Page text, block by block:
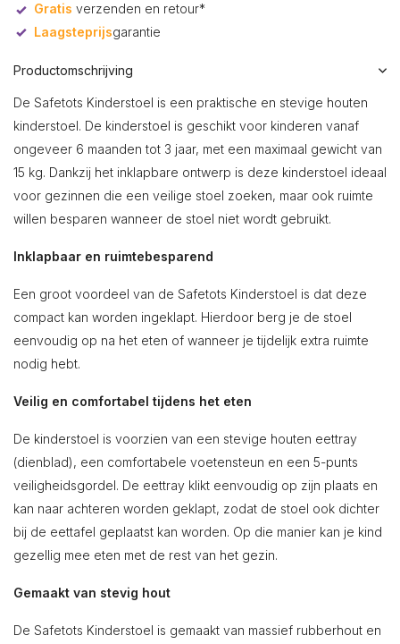
Gratis verzenden en retour*
Laagsteprijsgarantie
Productomschrijving
De Safetots Kinderstoel is een praktische en stevige houten
kinderstoel. De kinderstoel is geschikt voor kinderen vanaf
ongeveer 6 maanden tot 3 jaar, met een maximaal gewicht van
15 kg. Dankzij het inklapbare ontwerp is deze kinderstoel ideaal
voor gezinnen die een veilige stoel zoeken, maar ook ruimte
willen besparen wanneer de stoel niet wordt gebruikt.
Inklapbaar en ruimtebesparend
Een groot voordeel van de Safetots Kinderstoel is dat deze
compact kan worden ingeklapt. Hierdoor berg je de stoel
eenvoudig op na het eten of wanneer je tijdelijk extra ruimte
nodig hebt.
Veilig en comfortabel tijdens het eten
De kinderstoel is voorzien van een stevige houten eettray
(dienblad), een comfortabele voetensteun en een 5-punts
veiligheidsgordel. De eettray klikt eenvoudig op zijn plaats en
kan naar achteren worden geklapt, zodat de stoel ook dichter
bij de eettafel geplaatst kan worden. Op die manier kan je kind
gezellig mee eten met de rest van het gezin.
Gemaakt van stevig hout
De Safetots Kinderstoel is gemaakt van massief rubberhout en